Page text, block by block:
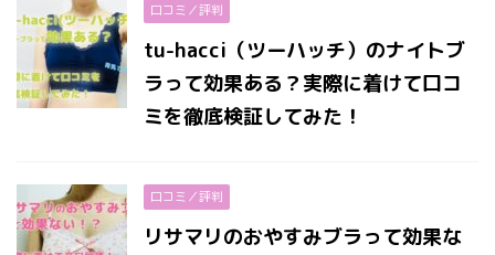
口コミ／評判
tu-hacci（ツーハッチ）のナイトブ
ラって効果ある？実際に着けて口コ
ミを徹底検証してみた！
口コミ／評判
リサマリのおやすみブラって効果な